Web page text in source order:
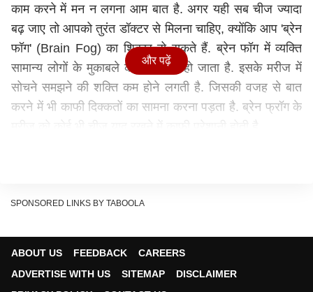
काम करने में मन न लगना आम बात है. अगर यही सब चीज ज्यादा
बढ़ जाए तो आपको तुरंत डॉक्टर से मिलना चाहिए, क्योंकि आप 'ब्रेन
फॉग' (Brain Fog) का शिकार हो सकते हैं. ब्रेन फॉग में व्यक्ति
सामान्य लोगों के मुकाबले कम फोकस्ड हो जाता है. इसके मरीज में
सोचने समझने की शक्ति कम होने लगती है. जिसकी वजह से बात
करने में भी काफी दिक्कतों का सामना करना पड़ता है. ब्रेन फ्रॉग के
काम में फोक्सड करने में असमर्थ हो जाता है. ब्रेन फॉग को मेंटल
और पढ़ें
SPONSORED LINKS BY TABOOLA
ABOUT US FEEDBACK
CAREERS
ADVERTISE WITH US
SITEMAP
DISCLAIMER